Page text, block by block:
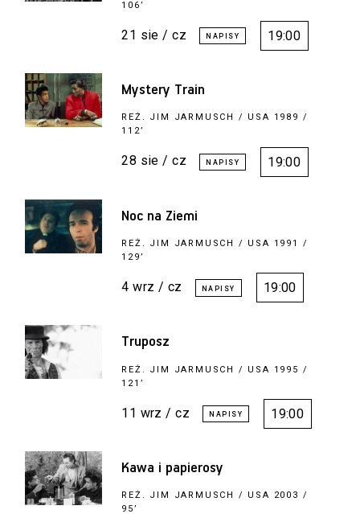
106’
21 sie / cz 19:00
Mystery Train
REŻ. JIM JARMUSCH
/ USA 1989 /
112’
28 sie / cz 19:00
Noc na Ziemi
REŻ. JIM JARMUSCH
/ USA 1991 /
129’
4 wrz / cz 19:00
Truposz
REŻ. JIM JARMUSCH
/ USA 1995 /
121’
11 wrz / cz 19:00
Kawa i papierosy
REŻ. JIM JARMUSCH
/ USA 2003 /
95’